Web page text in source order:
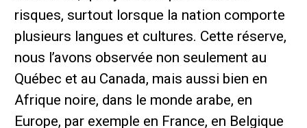
risques, surtout lorsque la nation comporte
plusieurs langues et cultures. Cette réserve,
nous l’avons observée non seulement au
Québec et au Canada, mais aussi bien en
Afrique noire, dans le monde arabe, en
Europe, par exemple en France, en Belgique